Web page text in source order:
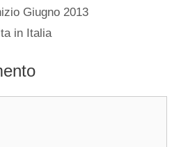
Giugno 2013
in Italia